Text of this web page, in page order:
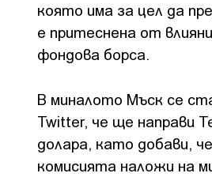
която има за цел да
е притеснена от
фондова борса.
В миналото Мъск се
Twitter, че ще направи
долара, като добави,
комисията наложи на